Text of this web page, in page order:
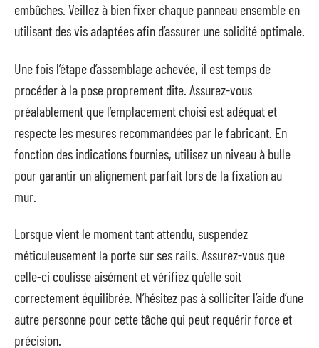
embûches. Veillez à bien fixer chaque panneau ensemble en
utilisant des vis adaptées afin d’assurer une solidité optimale.
Une fois l’étape d’assemblage achevée, il est temps de
procéder à la pose proprement dite. Assurez-vous
préalablement que l’emplacement choisi est adéquat et
respecte les mesures recommandées par le fabricant. En
fonction des indications fournies, utilisez un niveau à bulle
pour garantir un alignement parfait lors de la fixation au
mur.
Lorsque vient le moment tant attendu, suspendez
méticuleusement la porte sur ses rails. Assurez-vous que
celle-ci coulisse aisément et vérifiez qu’elle soit
correctement équilibrée. N’hésitez pas à solliciter l’aide d’une
autre personne pour cette tâche qui peut requérir force et
précision.